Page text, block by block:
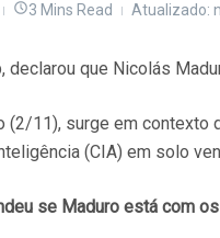
3 Mins Read Atualizado:
declarou que Nicolás
11), surge em contexto
(CIA) em solo
se Maduro está com